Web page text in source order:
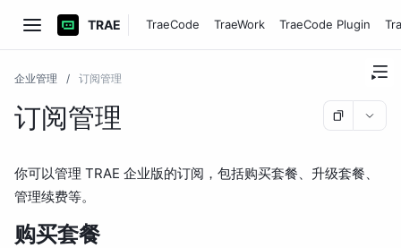
TRAE TraeCode TraeWork TraeCode Plugin
企业管理 / 订阅管理
订阅管理
你可以管理 TRAE 企业版的订阅，包括购买套餐、升级套餐、
管理续费等。
购买套餐